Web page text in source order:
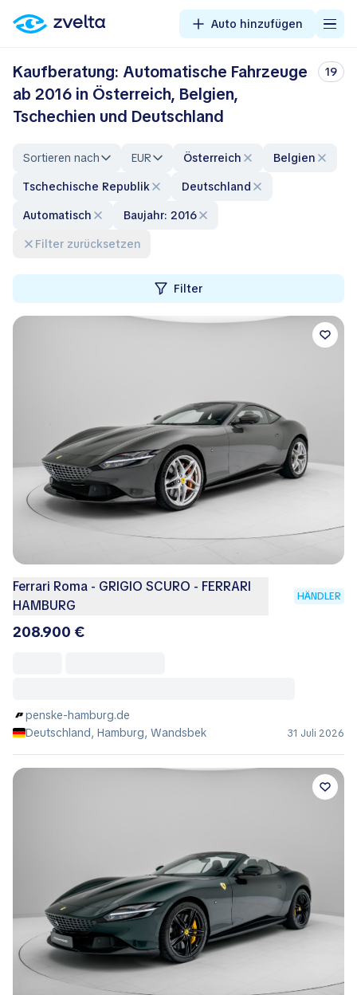
Auto hinzufügen
Kaufberatung: Automatische Fahrzeuge
ab 2016 in Österreich, Belgien,
Tschechien und Deutschland
19
Sortieren nach EUR Österreich
Belgien
Tschechische Republik
Deutschland
automatisch
Baujahr: 2016
Filter zurücksetzen
Filter
Ferrari Roma - GRIGIO SCURO - FERRARI
HAMBURG
HÄNDLER
208.900 €
penske-hamburg.de
Deutschland, Hamburg, Wandsbek
31 Juli 2026